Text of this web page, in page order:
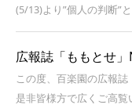
(5/13)より”個人の判断”
広報誌「ももとせ
この度、百楽園の広報誌
是非皆様方で広くご高